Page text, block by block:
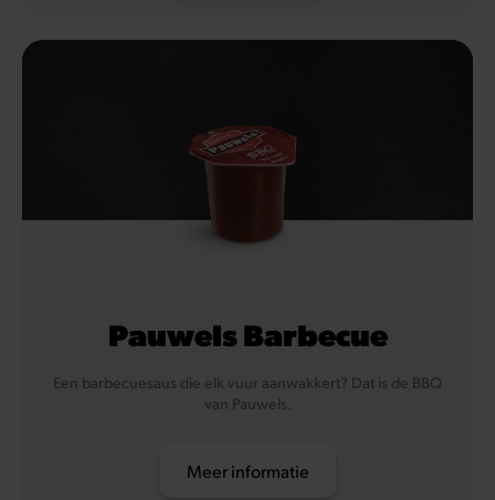
Pauwels Barbecue
Een barbecuesaus die elk vuur aanwakkert? Dat is de BBQ
van Pauwels.
Meer informatie